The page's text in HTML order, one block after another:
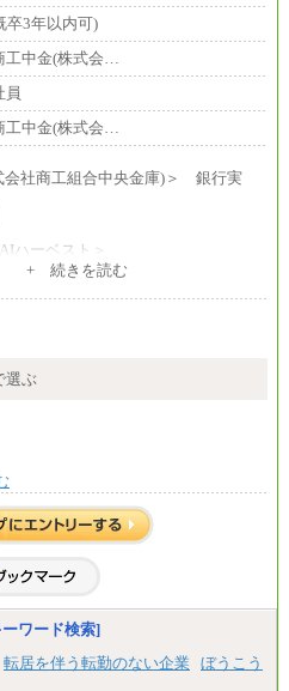
卒3年以内可)
工中金(株式会…
員
工中金(株式会…
会社商工組合中央金庫)＞ 銀行実
ハーベスト＞
+ 続きを読む
選ぶ
ワード検索]
転居を伴う転勤のない企業
ぼうこう